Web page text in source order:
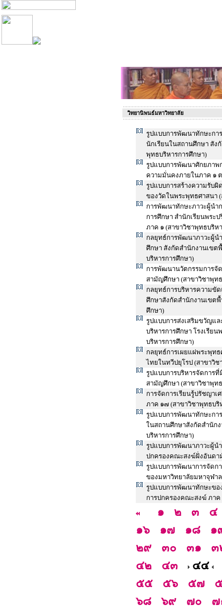
วิทยานิพนธ์มหาวิทยาลัย
รูปแบบการพัฒนาทักษะกา
นักเรียนในสถานศึกษา สัง
พุทธบริหารการศึกษา)
รูปแบบการพัฒนาศักยภาพ
ความมั่นคงภายในภาค ๑
รูปแบบการสร้างความรับผิ
ของวัดในพระพุทธศาสนา
การพัฒนาทักษะภาวะผู้นำ
การศึกษา สำนักเรียนพระ
ภาค ๑ (สาขาวิชาพุทธบริห
กลยุทธ์การพัฒนาภาวะผู้น
ศึกษา สังกัดสำนักงานเขต
บริหารการศึกษา)
การพัฒนานวัตกรรมการจั
สามัญศึกษา (สาขาวิชาพุท
กลยุทธ์การบริหารความขั
ศึกษาสังกัดสำนักงานเขต
ศึกษา)
รูปแบบการส่งเสริมขวัญแ
บริหารการศึกษา โรงเรีย
บริหารการศึกษา)
กลยุทธ์การเผยแผ่พระพุท
ไทยในทวีปยุโรป (สาขาวิ
รูปแบบการบริหารจัดการ
สามัญศึกษา (สาขาวิชาพุท
การจัดการเรียนรู้ปรัชญา
ภาค ๑๗ (สาขาวิชาพุทธบริ
รูปแบบการพัฒนาทักษะกา
ในสถานศึกษาสังกัดสำนัก
บริหารการศึกษา)
รูปแบบการพัฒนาภาวะผู้น
ปกครองคณะสงฆ์ฝั่งอันดา
รูปแบบการพัฒนาการจัดก
ของมหาวิทยาลัยมหาจุฬา
รูปแบบการพัฒนาทักษะขอ
การปกครองคณะสงฆ์ ภาค
๑ ๒ ๓
๔
๑๖
๑๗ ๑๘
๑
๒๙
๓๐ ๓๑
๓
๔๒
๔๓
๔๔
๕๕
๕๖ ๕๗
๖๘
๖๙ ๗๐
๗